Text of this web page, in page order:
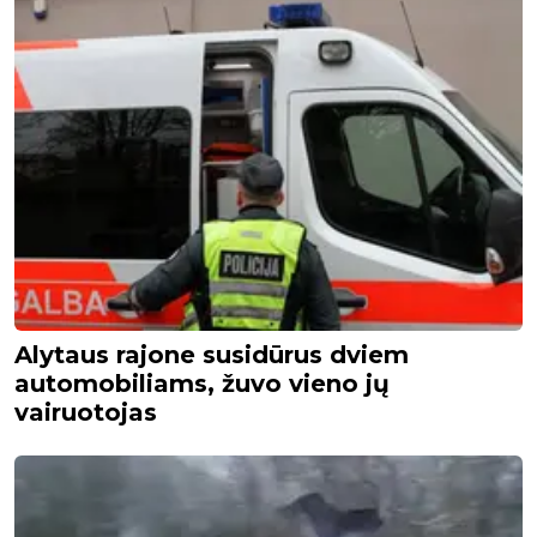
Alytaus rajone susidūrus dviem
automobiliams, žuvo vieno jų
vairuotojas